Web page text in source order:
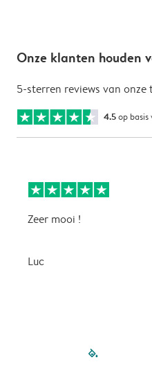
Onze klanten houden
5-sterren reviews van onze
4.5op basis
Zeer mooi !
Luc
filled-